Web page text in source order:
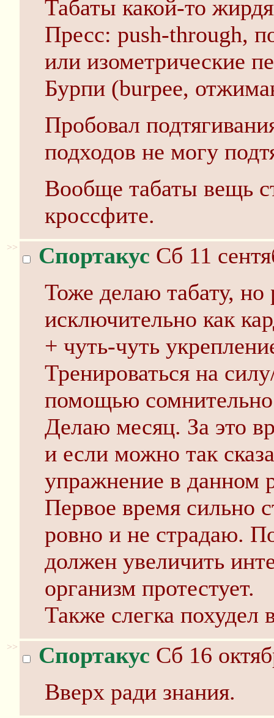
Табаты какой-то
Пресс: push-through,
или изометрические
Бурпи (burpee,
Пробовал
подходов не могу
Вообще табаты вещь
кроссфите.
>> Спортакус Сб 11
Тоже делаю табату, но
исключительно как
+ чуть-чуть
Тренироваться на
помощью
Делаю месяц. За это
и если можно так
упражнение в данном
Первое время сильно
ровно и не страдаю.
должен увеличить
организм протестует.
Также слегка похудел
>> Спортакус Сб 16
Вверх ради знания.